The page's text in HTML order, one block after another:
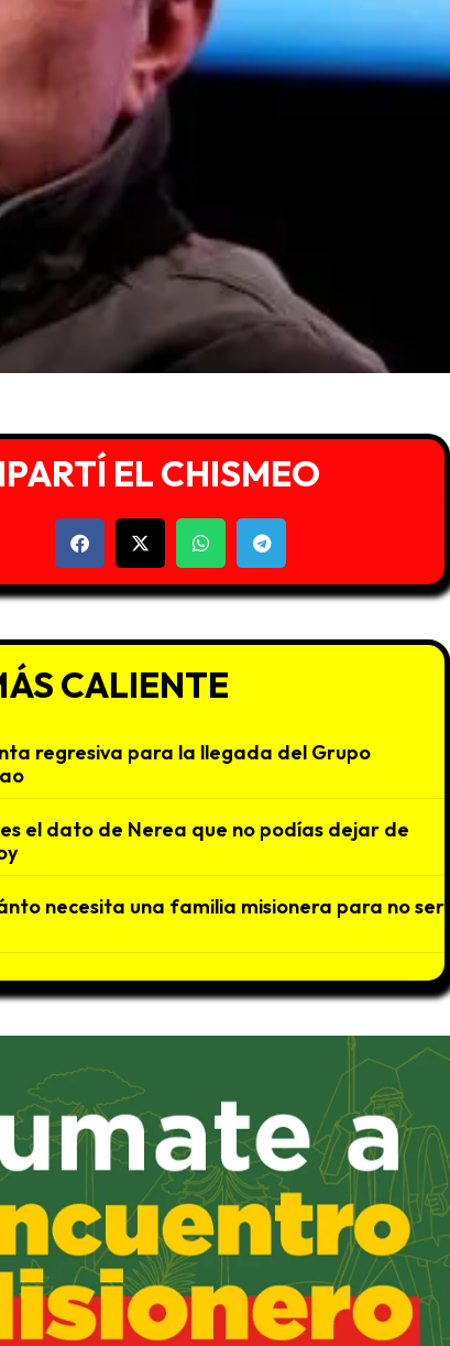
EL CHISMEO
CALIENTE
regresiva para la llegada del Grupo
el dato de Nerea que no podías dejar de
necesita una familia misionera para no ser